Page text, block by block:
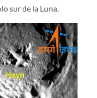
sur de la Luna.